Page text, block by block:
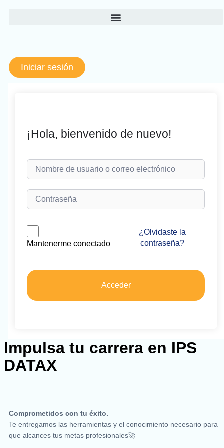
Iniciar sesión
¡Hola, bienvenido de nuevo!
Mantenerme conectado
¿Olvidaste la
contraseña?
Acceder
Impulsa tu carrera en IPS
DATAX
Comprometidos con tu éxito.
Te entregamos las herramientas y el conocimiento necesario para
que alcances tus metas profesionales🚀